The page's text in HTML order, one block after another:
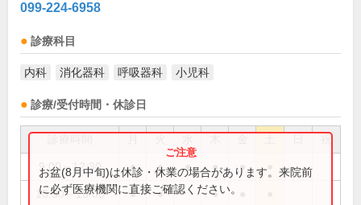
099-224-6958
診療科目
内科 消化器科 呼吸器科 小児科
診療/受付時間・休診日
祝
9:00～12:30 ● ● ● ● ●
16:30～18:00 ● ● ●
お盆(8月中旬)は休診・休業の場合があります。来院前
に必ず医療機関に直接ご確認ください。